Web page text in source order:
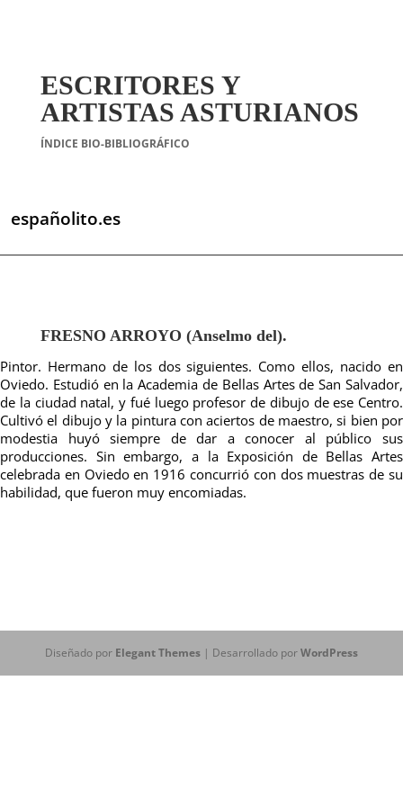
ESCRITORES Y
ARTISTAS ASTURIANOS
ÍNDICE BIO-BIBLIOGRÁFICO
españolito.es
FRESNO ARROYO (Anselmo del).
Pintor. Hermano de los dos siguientes. Como ellos, nacido en
Oviedo. Estudió en la Academia de Bellas Artes de San Salvador,
de la ciudad natal, y fué luego profesor de dibujo de ese Centro.
Cultivó el dibujo y la pintura con aciertos de maestro, si bien por
modestia huyó siempre de dar a conocer al público sus
producciones. Sin embargo, a la Exposición de Bellas Artes
celebrada en Oviedo en 1916 concurrió con dos muestras de su
habilidad, que fueron muy encomiadas.
Diseñado por Elegant Themes| Desarrollado porWordPress